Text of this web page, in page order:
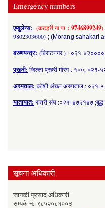
Emergency numbers
एम्बुलेन्स: (कटहरी गा.पा : 9746899249)
9802303600) ; (Morang sahakari
बरुणयन्त्र: (बिराटनगर ) : ०२१-
प्रहरी: जिल्ला प्रहरी मोरंग : १००,
अस्पताल: कोशी अंचल अस्पताल : ०२१-
यातायात: रात्री संघ :०२१-४७२१४७
सूचना अधिकारी
जानकी प्रसाद अधिकारी
सम्पर्क नं: ९८५२०८१००३